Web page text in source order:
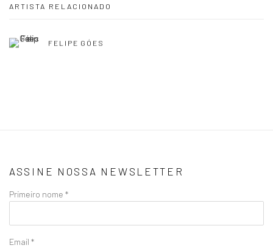
ARTISTA RELACIONADO
FELIPE GÓES
ASSINE NOSSA NEWSLETTER
Primeiro nome *
Email *